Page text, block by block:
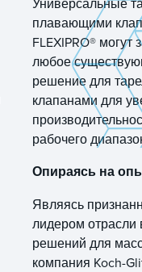
плавающими
FLEXIPRO® могут
любое
решение для
клапанами для
рабочего
Опираясь на
Являясь
лидером отрасли
решений для
компания Koch-